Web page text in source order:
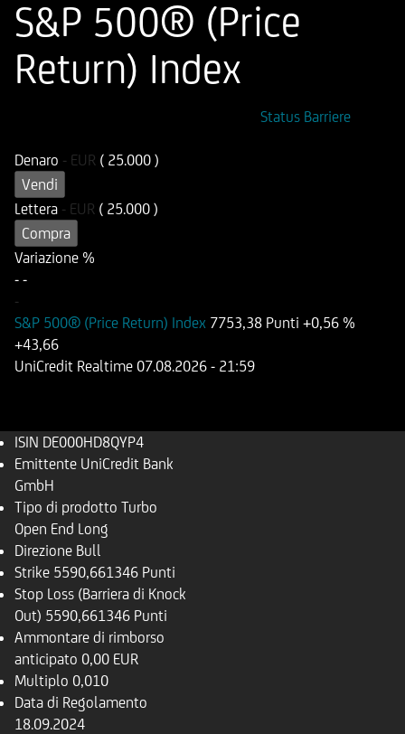
S&P 500® (Price
Return) Index
Status Barriere
Denaro - EUR ( 25.000 )
Vendi
Lettera - EUR ( 25.000 )
Compra
Variazione %
- -
-
S&P 500® (Price Return) Index 7753,38 Punti +0,56 %
+43,66
UniCredit Realtime 07.08.2026 - 21:59
ISIN DE000HD8QYP4
Emittente UniCredit Bank
GmbH
Tipo di prodotto Turbo
Open End Long
Direzione Bull
Strike 5590,661346 Punti
Stop Loss (Barriera di Knock
Out) 5590,661346 Punti
Ammontare di rimborso
anticipato 0,00 EUR
Multiplo 0,010
Data di Regolamento
18.09.2024